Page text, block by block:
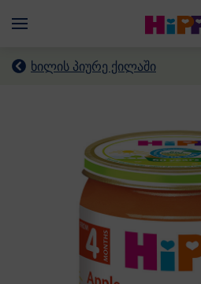
Menü
ხილის პიურე ქილაში